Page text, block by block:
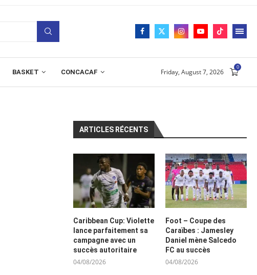
BASKET CONCACAF Friday, August 7, 2026
0
ARTICLES RÉCENTS
Caribbean Cup: Violette
lance parfaitement sa
campagne avec un
succès autoritaire
04/08/2026
Foot – Coupe des
Caraïbes : Jamesley
Daniel mène Salcedo
FC au succès
04/08/2026